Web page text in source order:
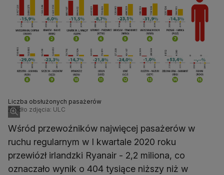
Liczba obsłużonych pasażerów
Źródło zdjęcia: ULC
Wśród przewoźników najwięcej pasażerów w
ruchu regularnym w I kwartale 2020 roku
przewiózł irlandzki Ryanair - 2,2 miliona, co
oznaczało wynik o 404 tysiące niższy niż w